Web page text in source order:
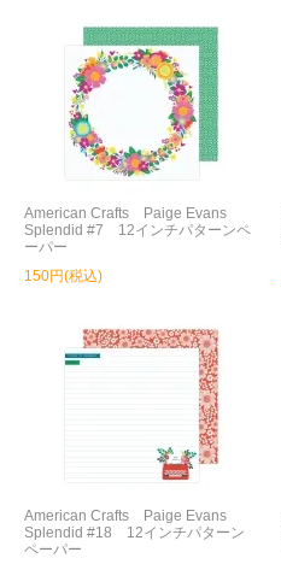
American Crafts Paige Evans
Splendid #7 12インチパターンペ
ーパー
150円(税込)
American Crafts Paige Evans
Splendid #18 12インチパターン
ペーパー